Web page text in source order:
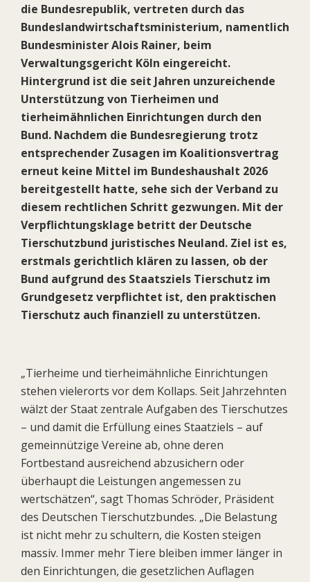
die Bundesrepublik, vertreten durch das
Bundeslandwirtschaftsministerium, namentlich
Bundesminister Alois Rainer, beim
Verwaltungsgericht Köln eingereicht.
Hintergrund ist die seit Jahren unzureichende
Unterstützung von Tierheimen und
tierheimähnlichen Einrichtungen durch den
Bund. Nachdem die Bundesregierung trotz
entsprechender Zusagen im Koalitionsvertrag
erneut keine Mittel im Bundeshaushalt 2026
bereitgestellt hatte, sehe sich der Verband zu
diesem rechtlichen Schritt gezwungen. Mit der
Verpflichtungsklage betritt der Deutsche
Tierschutzbund juristisches Neuland. Ziel ist es,
erstmals gerichtlich klären zu lassen, ob der
Bund aufgrund des Staatsziels Tierschutz im
Grundgesetz verpflichtet ist, den praktischen
Tierschutz auch finanziell zu unterstützen.
„Tierheime und tierheimähnliche Einrichtungen
stehen vielerorts vor dem Kollaps. Seit Jahrzehnten
wälzt der Staat zentrale Aufgaben des Tierschutzes
– und damit die Erfüllung eines Staatziels – auf
gemeinnützige Vereine ab, ohne deren
Fortbestand ausreichend abzusichern oder
überhaupt die Leistungen angemessen zu
wertschätzen“, sagt Thomas Schröder, Präsident
des Deutschen Tierschutzbundes. „Die Belastung
ist nicht mehr zu schultern, die Kosten steigen
massiv. Immer mehr Tiere bleiben immer länger in
den Einrichtungen, die gesetzlichen Auflagen